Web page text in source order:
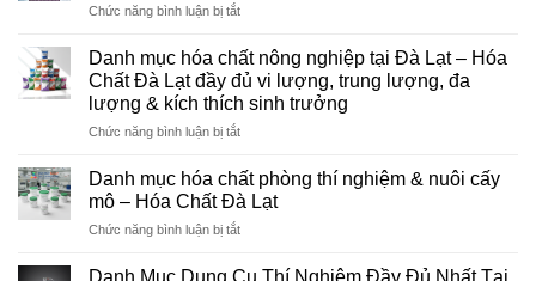
Chức năng bình luận bị tắtở
Chất
Đà
Lạt
–
Đơn
Cung
Cấp
Hóa
Chất
Thiết
Danh mục hóa chất nông nghiệp tại Đà Lạt – Hóa
Chất Đà Lạt đầy đủ vi lượng, trung lượng, đa
lượng & kích thích sinh trưởng
Chức năng bình luận bị tắtở
mục
hóa
chất
nông
tại
Danh mục hóa chất phòng thí nghiệm & nuôi cấy
mô – Hóa Chất Đà Lạt
Chức năng bình luận bị tắtở
mục
Danh Mục Dụng Cụ Thí Nghiệm Đầy Đủ Nhất Tại